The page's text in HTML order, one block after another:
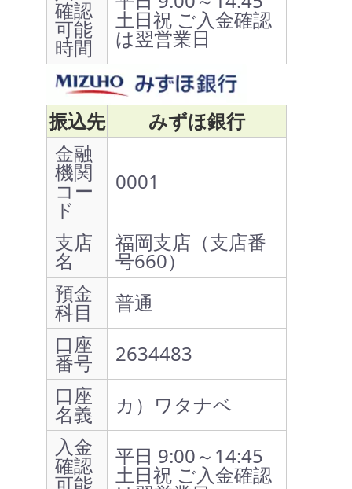
確認
可能
時間
土日祝 ご入金確認
は翌営業日
振込先
みずほ銀行
金融
機関
コー
ド
0001
支店
名
福岡支店（支店番
号660）
預金
科目
普通
口座
番号
2634483
口座
名義
カ）ワタナベ
入金
確認
可能
平日 9:00～14:45
土日祝 ご入金確認